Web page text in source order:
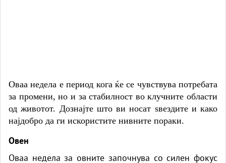
Оваа недела е период кога ќе се чувствува потребата
за промени, но и за стабилност во клучните области
од животот. Дознајте што ви носат ѕвездите и како
најдобро да ги искористите нивните пораки.
Овен
Оваа недела за овните започнува со силен фокус